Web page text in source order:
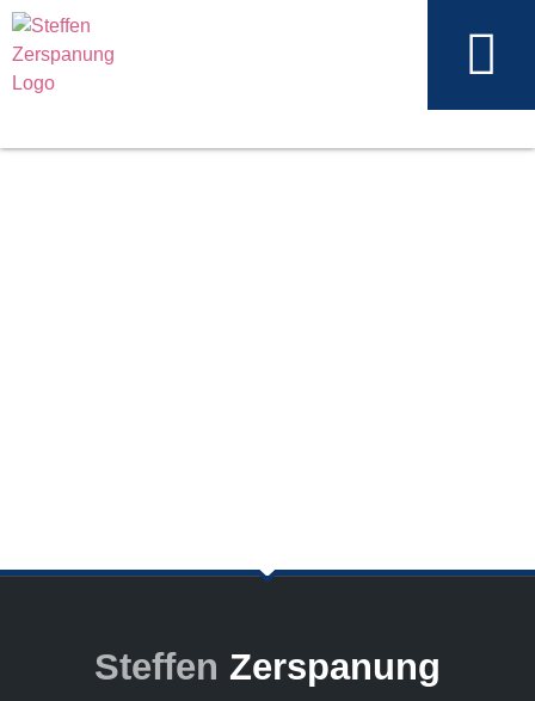
Steffen Zerspanung